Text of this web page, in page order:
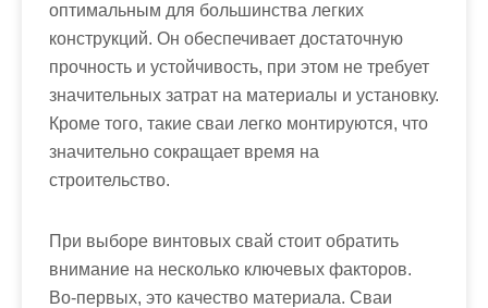
оптимальным для большинства легких
конструкций. Он обеспечивает достаточную
прочность и устойчивость, при этом не требует
значительных затрат на материалы и установку.
Кроме того, такие сваи легко монтируются, что
значительно сокращает время на
строительство.
При выборе винтовых свай стоит обратить
внимание на несколько ключевых факторов.
Во-первых, это качество материала. Сваи